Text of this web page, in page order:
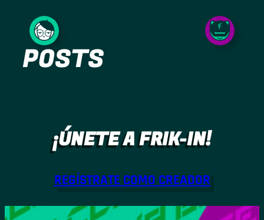
contenido
POSTS
¡ÚNETE A FRIK-IN!
REGÍSTRATE COMO CREADOR